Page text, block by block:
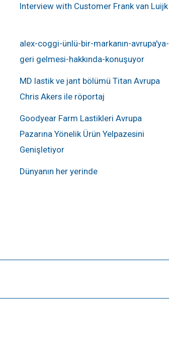
Interview with Customer Frank van Luijk
alex-coggi-ünlü-bir-markanın-avrupa'ya-
geri gelmesi-hakkında-konuşuyor
MD lastik ve jant bölümü Titan Avrupa
Chris Akers ile röportaj
Goodyear Farm Lastikleri Avrupa
Pazarına Yönelik Ürün Yelpazesini
Genişletiyor
Dünyanın her yerinde